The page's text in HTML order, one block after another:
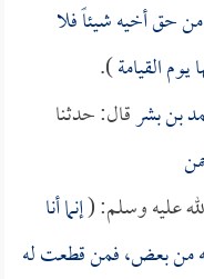
حق أخيه شيئاً فلا
يوم القيامة).
بن بشرقال: حدثنا
عليه وسلم: (إنما أنا
من بعض، فمن قطعت له